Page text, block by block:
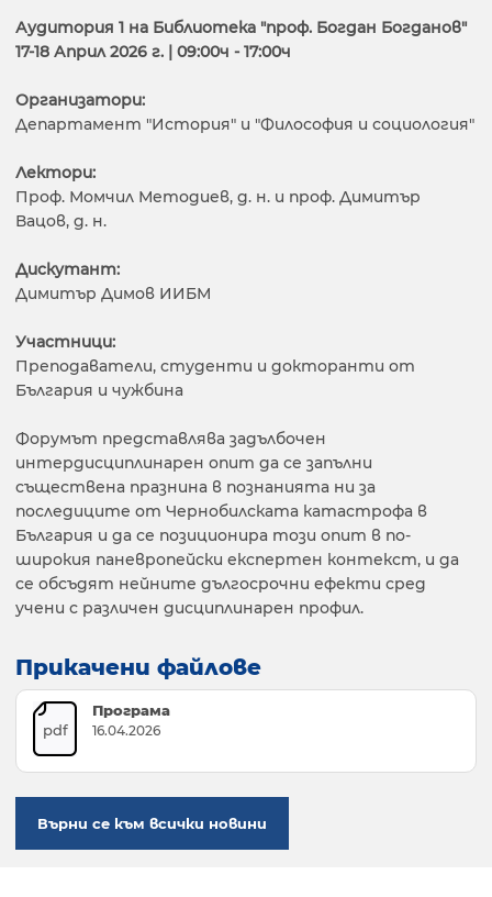
Аудитория 1 на Библиотека "проф. Богдан Богданов"
17-18 Април 2026 г. | 09:00ч - 17:00ч
Организатори:
Департамент "История" и "Философия и социология"
Лектори:
Проф. Момчил Методиев, д. н. и проф. Димитър
Вацов, д. н.
Дискутант:
Димитър Димов ИИБМ
Участници:
Преподаватели, студенти и докторанти от
България и чужбина
Форумът представлява задълбочен
интердисциплинарен опит да се запълни
съществена празнина в познанията ни за
последиците от Чернобилската катастрофа в
България и да се позиционира този опит в по-
широкия паневропейски експертен контекст, и да
се обсъдят нейните дългосрочни ефекти сред
учени с различен дисциплинарен профил.
Прикачени файлове
pdf
Програма
16.04.2026
Върни се към всички новини